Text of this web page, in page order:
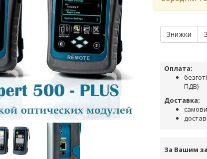
Знижки
Оплата:
ПДВ)
Доставка:
За Вашим